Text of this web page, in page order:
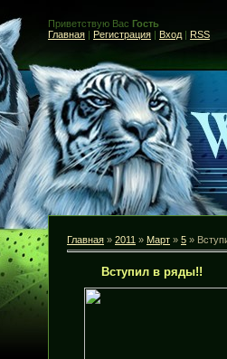
Приветствую Вас Гость
Главная | Регистрация | Вход | RSS
Главная » 2011 » Март » 5 »
Вступил в ряды!!